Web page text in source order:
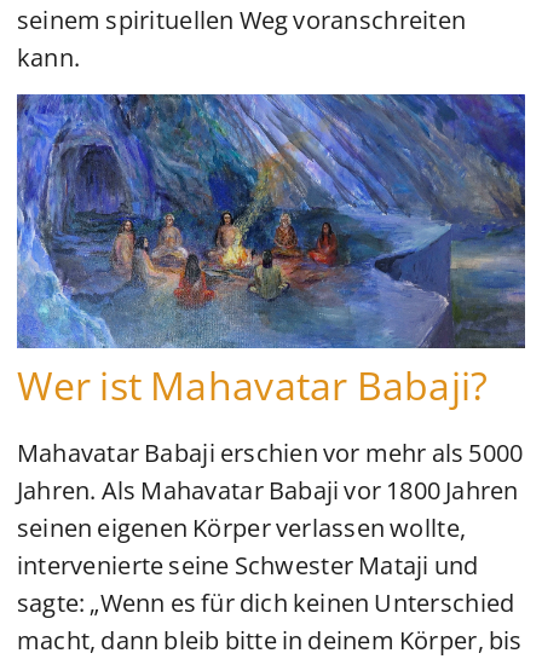
seinem spirituellen Weg voranschreiten
kann.
Wer ist Mahavatar Babaji?
Mahavatar Babaji erschien vor mehr als 5000
Jahren. Als Mahavatar Babaji vor 1800 Jahren
seinen eigenen Körper verlassen wollte,
intervenierte seine Schwester Mataji und
sagte: „Wenn es für dich keinen Unterschied
macht, dann bleib bitte in deinem Körper, bis